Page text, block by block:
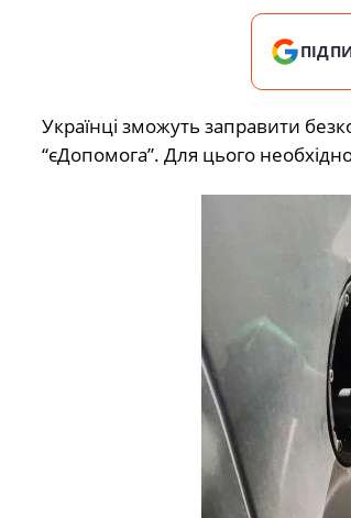
Українці зможуть заправити
“єДопомога”. Для цього